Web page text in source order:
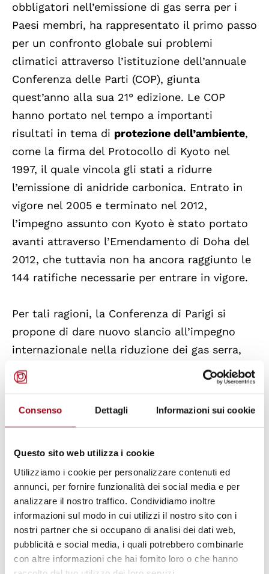
Consenso Dettagli Informazioni sui cookie
Questo sito web utilizza i cookie
Utilizziamo i cookie per personalizzare contenuti ed
annunci, per fornire funzionalità dei social media e per
analizzare il nostro traffico. Condividiamo inoltre
informazioni sul modo in cui utilizzi il nostro sito con i
nostri partner che si occupano di analisi dei dati web,
pubblicità e social media, i quali potrebbero combinarle
con altre informazioni che hai fornito loro o che hanno
obbligatori nell’emissione di gas serra per i
Paesi membri, ha rappresentato il primo passo
per un confronto globale sui problemi
climatici attraverso l’istituzione dell’annuale
Conferenza delle Parti (COP), giunta
quest’anno alla sua 21° edizione. Le COP
hanno portato nel tempo a importanti
risultati in tema di protezione dell’ambiente,
come la firma del Protocollo di Kyoto nel
1997, il quale vincola gli stati a ridurre
l’emissione di anidride carbonica. Entrato in
vigore nel 2005 e terminato nel 2012,
l’impegno assunto con Kyoto è stato portato
avanti attraverso l’Emendamento di Doha del
2012, che tuttavia non ha ancora raggiunto le
144 ratifiche necessarie per entrare in vigore.
Per tali ragioni, la Conferenza di Parigi si
propone di dare nuovo slancio all’impegno
internazionale nella riduzione dei gas serra,
attraverso la stesura di un nuovo documento
legalmente vincolante che impegni gli Stati a
mantenere l’innalzamento della temperatura
propongono di analizzare i 146 rapporti
nazionali sulle misure prese finora in materia
di protezione dell’ambiente, in modo da
condividere buone pratiche ed identificare le
sfide comuni; creare fondi specifici per
favorire la transizione delle economie in via di
sviluppo ad economie a bassa emissione di